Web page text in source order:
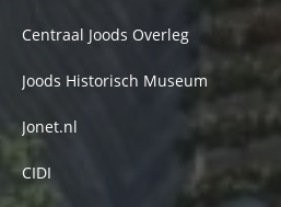
Centraal Joods Overleg
Joods Historisch Museum
Jonet.nl
CIDI